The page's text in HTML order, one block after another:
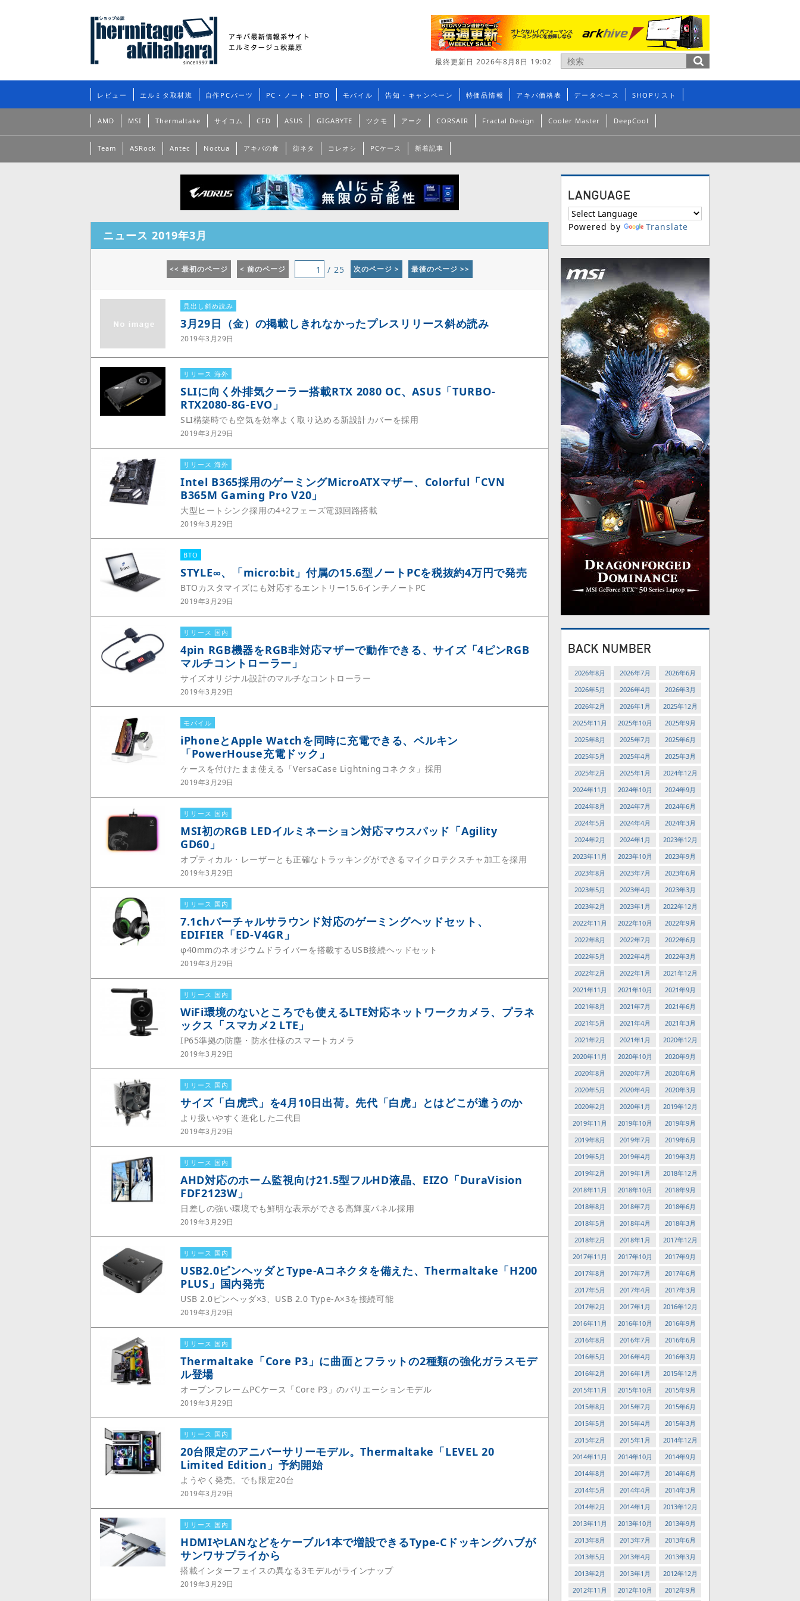
最終更新日 2026年8月8日 19:02
レビュー エルミタ取材班 自作PCパーツ PC・ノート・BTO モバイル 告知・キャンペーン 特価品情報 アキバ価格表 データベース SHOPリスト
AMD MSI Thermaltake サイコム CFD ASUS GIGABYTE ツクモ アーク CORSAIR Fractal Design Cooler Master DeepCool
Team ASRock Antec Noctua アキバの食 街ネタ コレオシ PCケース 新着記事
ニュース 2019年3月
<< 最初のページ < 前のページ / 25 次のページ > 最後のページ >>
見出し斜め読み
3月29日（金）の掲載しきれなかったプレスリリース斜め読み
2019年3月29日
リリース 海外
SLIに向く外排気クーラー搭載RTX 2080 OC、ASUS「TURBO-
RTX2080-8G-EVO」
SLI構築時でも空気を効率よく取り込める新設計カバーを採用
2019年3月29日
リリース 海外
Intel B365採用のゲーミングMicroATXマザー、Colorful「CVN
B365M Gaming Pro V20」
大型ヒートシンク採用の4+2フェーズ電源回路搭載
2019年3月29日
BTO
STYLE∞、「micro:bit」付属の15.6型ノートPCを税抜約4万円で発売
BTOカスタマイズにも対応するエントリー15.6インチノートPC
2019年3月29日
リリース 国内
4pin RGB機器をRGB非対応マザーで動作できる、サイズ「4ピンRGB
マルチコントローラー」
サイズオリジナル設計のマルチなコントローラー
2019年3月29日
モバイル
iPhoneとApple Watchを同時に充電できる、ベルキン
「PowerHouse充電ドック」
ケースを付けたまま使える「VersaCase Lightningコネクタ」採用
2019年3月29日
リリース 国内
MSI初のRGB LEDイルミネーション対応マウスパッド「Agility
GD60」
オプティカル・レーザーとも正確なトラッキングができるマイクロテクスチャ加工を採用
2019年3月29日
リリース 国内
7.1chバーチャルサラウンド対応のゲーミングヘッドセット、
EDIFIER「ED-V4GR」
φ40mmのネオジウムドライバーを搭載するUSB接続ヘッドセット
2019年3月29日
リリース 国内
WiFi環境のないところでも使えるLTE対応ネットワークカメラ、プラネ
ックス「スマカメ2 LTE」
IP65準拠の防塵・防水仕様のスマートカメラ
2019年3月29日
リリース 国内
サイズ「白虎弐」を4月10日出荷。先代「白虎」とはどこが違うのか
より扱いやすく進化した二代目
2019年3月29日
リリース 国内
AHD対応のホーム監視向け21.5型フルHD液晶、EIZO「DuraVision
FDF2123W」
日差しの強い環境でも鮮明な表示ができる高輝度パネル採用
2019年3月29日
リリース 国内
USB2.0ピンヘッダとType-Aコネクタを備えた、Thermaltake「H200
PLUS」国内発売
USB 2.0ピンヘッダ×3、USB 2.0 Type-A×3を接続可能
2019年3月29日
リリース 国内
Thermaltake「Core P3」に曲面とフラットの2種類の強化ガラスモデ
ル登場
オープンフレームPCケース「Core P3」のバリエーションモデル
2019年3月29日
リリース 国内
20台限定のアニバーサリーモデル。Thermaltake「LEVEL 20
Limited Edition」予約開始
ようやく発売。でも限定20台
2019年3月29日
リリース 国内
HDMIやLANなどをケーブル1本で増設できるType-Cドッキングハブが
サンワサプライから
搭載インターフェイスの異なる3モデルがラインナップ
2019年3月29日
Powered by Translate
2026年8月 2026年7月
2026年6月
2026年5月
2026年4月
2026年3月
2026年2月
2026年1月
2025年12月
2025年11月
2025年10月
2025年9月
2025年8月
2025年7月
2025年6月
2025年5月
2025年4月
2025年3月
2025年2月
2025年1月
2024年12月
2024年11月
2024年10月
2024年9月
2024年8月
2024年7月
2024年6月
2024年5月
2024年4月
2024年3月
2024年2月
2024年1月
2023年12月
2023年11月
2023年10月
2023年9月
2023年8月
2023年7月
2023年6月
2023年5月
2023年4月
2023年3月
2023年2月
2023年1月
2022年12月
2022年11月
2022年10月
2022年9月
2022年8月
2022年7月
2022年6月
2022年5月
2022年4月
2022年3月
2022年2月
2022年1月
2021年12月
2021年11月
2021年10月
2021年9月
2021年8月
2021年7月
2021年6月
2021年5月
2021年4月
2021年3月
2021年2月
2021年1月
2020年12月
2020年11月
2020年10月
2020年9月
2020年8月
2020年7月
2020年6月
2020年5月
2020年4月
2020年3月
2020年2月
2020年1月
2019年12月
2019年11月
2019年10月
2019年9月
2019年8月
2019年7月
2019年6月
2019年5月
2019年4月
2019年3月
2019年2月
2019年1月
2018年12月
2018年11月
2018年10月
2018年9月
2018年8月
2018年7月
2018年6月
2018年5月
2018年4月
2018年3月
2018年2月
2018年1月
2017年12月
2017年11月
2017年10月
2017年9月
2017年8月
2017年7月
2017年6月
2017年5月
2017年4月
2017年3月
2017年2月
2017年1月
2016年12月
2016年11月
2016年10月
2016年9月
2016年8月
2016年7月
2016年6月
2016年5月
2016年4月
2016年3月
2016年2月
2016年1月
2015年12月
2015年11月
2015年10月
2015年9月
2015年8月
2015年7月
2015年6月
2015年5月
2015年4月
2015年3月
2015年2月
2015年1月
2014年12月
2014年11月
2014年10月
2014年9月
2014年8月
2014年7月
2014年6月
2014年5月
2014年4月
2014年3月
2014年2月
2014年1月
2013年12月
2013年11月
2013年10月
2013年9月
2013年8月
2013年7月
2013年6月
2013年5月
2013年4月
2013年3月
2013年2月
2013年1月
2012年12月
2012年11月
2012年10月
2012年9月